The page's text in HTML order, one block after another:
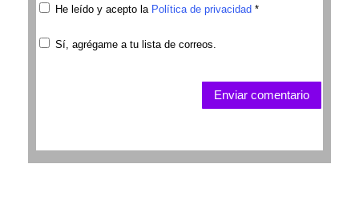
He leído y acepto la Política de privacidad *
Sí, agrégame a tu lista de correos.
Enviar comentario